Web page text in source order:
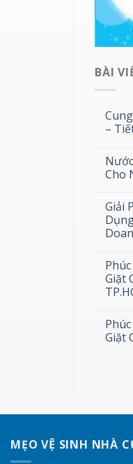
BÀI
–
Cho
Giải
Giặt
Giặt
MẸO VỆ SINH NHÀ